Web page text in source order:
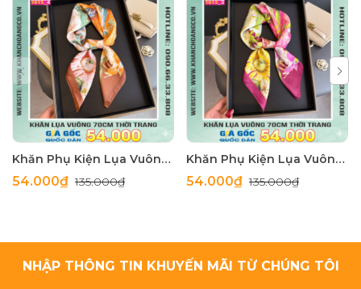
Khăn Phụ Kiện Lụa Vuông 70cm - Thế Giới Khăn Đẹp C1062_4
54.000₫135.000₫
Khăn Phụ Kiện Lụa Vuông 70cm - Thế Giới Khăn Đẹp C1062_3
54.000₫135.000₫
NHẬP THÔNG TIN KHUYẾN MÃI TỪ CHÚNG TÔI